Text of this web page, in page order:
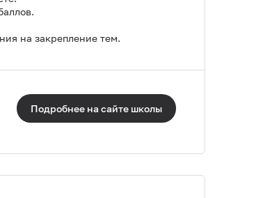
на закрепление тем.
Подробнее на сайте школы